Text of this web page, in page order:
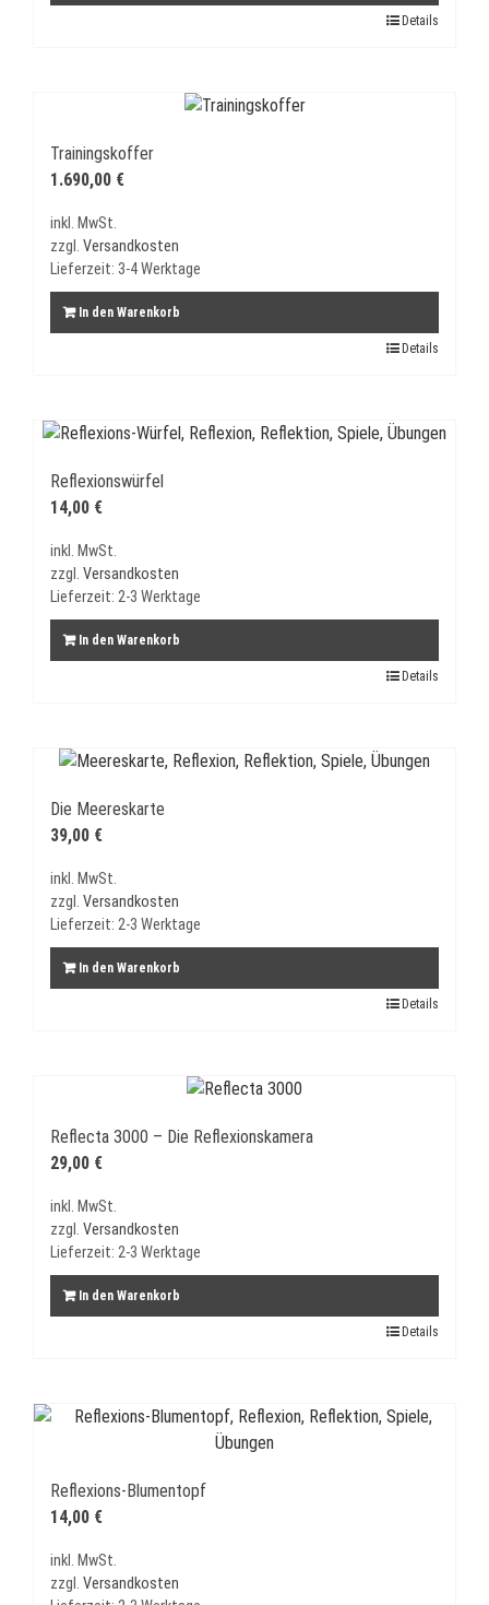
Details
Trainingskoffer
1.690,00 €
inkl. MwSt.
zzgl. Versandkosten
Lieferzeit: 3-4 Werktage
In den Warenkorb
Details
Reflexionswürfel
14,00 €
inkl. MwSt.
zzgl. Versandkosten
Lieferzeit: 2-3 Werktage
In den Warenkorb
Details
Die Meereskarte
39,00 €
inkl. MwSt.
zzgl. Versandkosten
Lieferzeit: 2-3 Werktage
In den Warenkorb
Details
Reflecta 3000 – Die Reflexionskamera
29,00 €
inkl. MwSt.
zzgl. Versandkosten
Lieferzeit: 2-3 Werktage
In den Warenkorb
Details
Reflexions-Blumentopf
14,00 €
inkl. MwSt.
zzgl. Versandkosten